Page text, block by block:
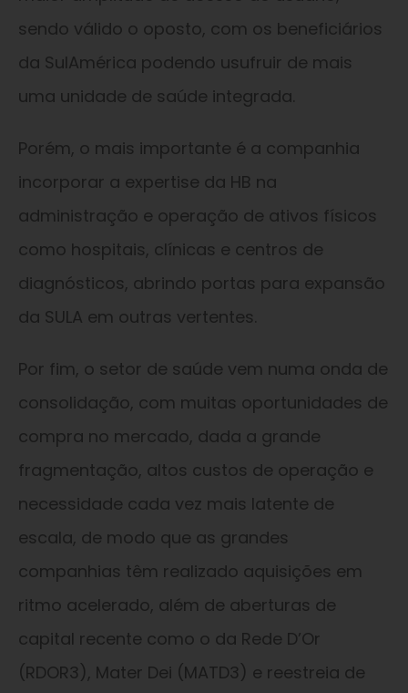
sendo válido o oposto, com os beneficiários
da SulAmérica podendo usufruir de mais
uma unidade de saúde integrada.
Porém, o mais importante é a companhia
incorporar a expertise da HB na
administração e operação de ativos físicos
como hospitais, clínicas e centros de
diagnósticos, abrindo portas para expansão
da SULA em outras vertentes.
Por fim, o setor de saúde vem numa onda de
consolidação, com muitas oportunidades de
compra no mercado, dada a grande
fragmentação, altos custos de operação e
necessidade cada vez mais latente de
escala, de modo que as grandes
companhias têm realizado aquisições em
ritmo acelerado, além de aberturas de
capital recente como o da Rede D’Or
(RDOR3), Mater Dei (MATD3) e reestreia de